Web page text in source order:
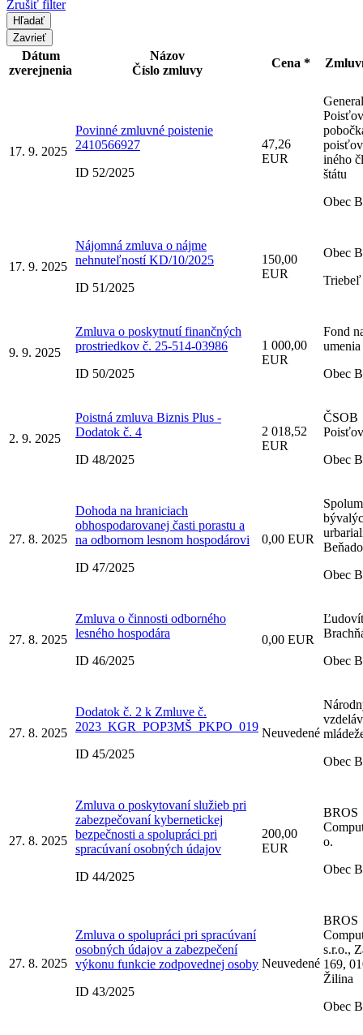
Zrušiť filter
Zavrieť
Dátum
zverejnenia
Názov
Číslo zmluvy
Cena *
17. 9. 2025
Povinné zmluvné poistenie
2410566927
ID 52/2025
47,26
EUR
iného
štátu
Obec
17. 9. 2025
Nájomná zmluva o nájme
nehnuteľností KD/10/2025
ID 51/2025
150,00
EUR
Obec
Triebeľ
9. 9. 2025
Zmluva o poskytnutí finančných
prostriedkov č. 25-514-03986
ID 50/2025
1 000,00
EUR
Fond
umenia
Obec
2. 9. 2025
Poistná zmluva Biznis Plus -
Dodatok č. 4
ID 48/2025
2 018,52
EUR
ČSOB
Obec
27. 8. 2025
Dohoda na hraniciach
obhospodarovanej časti porastu a
na odbornom lesnom hospodárovi
ID 47/2025
0,00 EUR
Obec
27. 8. 2025
Zmluva o činnosti odborného
lesného hospodára
ID 46/2025
0,00 EUR
Ľudovít
Obec
27. 8. 2025
Dodatok č. 2 k Zmluve č.
2023_KGR_POP3MŠ_PKPO_019
ID 45/2025
Neuvedené
Obec
27. 8. 2025
Zmluva o poskytovaní služieb pri
zabezpečovaní kybernetickej
bezpečnosti a spolupráci pri
spracúvaní osobných údajov
ID 44/2025
200,00
EUR
BROS
o.
Obec
27. 8. 2025
Zmluva o spolupráci pri spracúvaní
osobných údajov a zabezpečení
výkonu funkcie zodpovednej osoby
ID 43/2025
Neuvedené
BROS
s.r.o.,
169,
Žilina
Obec